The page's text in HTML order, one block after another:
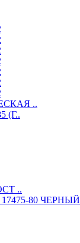
..
(Г..
..
80 ЧЕРНЫЙ